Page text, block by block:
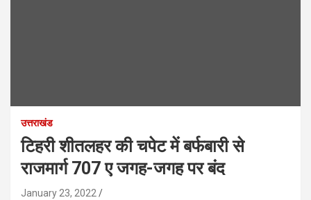
उत्तराखंड
टिहरी शीतलहर की चपेट में बर्फबारी से
राजमार्ग 707 ए जगह-जगह पर बंद
January 23, 2022